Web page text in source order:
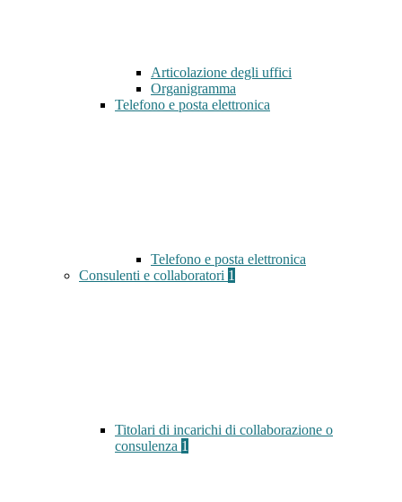
Articolazione degli uffici
Organigramma
Telefono e posta elettronica
Telefono e posta elettronica
Consulenti e collaboratori 1
Titolari di incarichi di collaborazione o
consulenza 1